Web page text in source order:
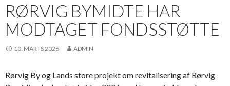
RØRVIG BYMIDTE HAR
MODTAGET FONDSSTØTTE
10. MARTS 2026 ADMIN
Rørvig By og Lands store projekt om revitalisering af Rørvig